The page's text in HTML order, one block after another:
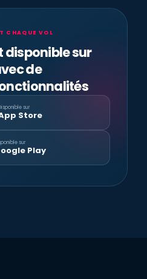
CHAQUE VOL
disponible sur
de
sur
Store
sur
Play